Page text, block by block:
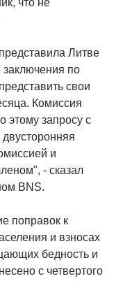
Литве
по
свои
Комиссия
этому запросу с
и
- сказал
BNS.
поправок к
и взносах
бедность и
с четвертого